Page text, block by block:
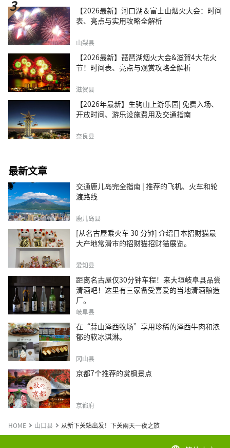
【2026最新】河口湖＆富士山烟火大会：时间
表、亮点与实用攻略全解析
山梨县
【2026最新】琵琶湖烟火大会&滋賀4大花火
节！时间表、亮点与观赏攻略全解析
滋贺县
【2026年最新】生驹山上游乐园| 免费入场、
开放时间、游乐设施费用及交通指南
奈良县
最新文章
交通鹿儿岛完全指南 | 推荐的飞机、火车和轮
渡路线
鹿儿岛县
[从名古屋乘火车 30 分钟] 介绍日本招财猫最
大产地常滑市的招财猫招财猫展览。
爱知县
距离名古屋仅30分钟车程！来大垣岐阜县品尝
清酒吧！这里有三家备受喜爱的当地清酒酿造
厂。
岐阜县
在“蒜山泽西牧场”享用珍稀的泽西牛肉和浓
郁的软冰淇淋。
冈山县
京都7个推荐的赏枫景点
京都府
HOME 山口县 从新下关站出发！下关兩天一夜之旅